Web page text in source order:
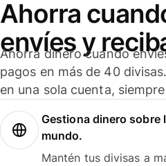
Ahorra
envíes y
Ahorra dinero cuando
pagos en más de 40
en una sola cuenta,
Gestiona dinero sobre
mundo.
Mantén tus divisas a